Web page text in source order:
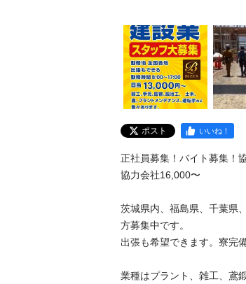
ポスト いいね！
正社員募集！バイト募集！
協力会社16,000〜
茨城県内、福島県、千葉県
方募集中です。
出張も希望できます。寮完
業種はプラント、雑工、鳶